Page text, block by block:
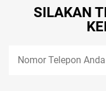
SILAKAN